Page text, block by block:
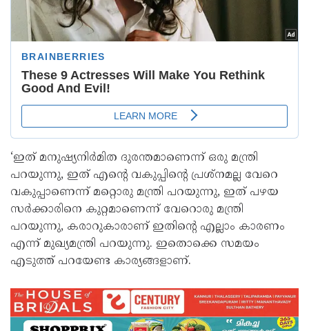
‘ഇത് മനുഷ്യനിർമിത ദുരന്തമാണെന്ന് ഒരു മന്ത്രി
പറയുന്നു, ഇത് എന്റെ വകുപ്പിന്റെ പ്രശ്നമല്ല വേറെ
വകുപ്പാണെന്ന് മറ്റൊരു മന്ത്രി പറയുന്നു, ഇത് പഴയ
സർക്കാരിനെ കുറ്റമാണെന്ന് വേറൊരു മന്ത്രി
പറയുന്നു, കരാറുകാരാണ് ഇതിന്റെ എല്ലാം കാരണം
എന്ന് മുഖ്യമന്ത്രി പറയുന്നു. ഇതൊക്കെ സമയം
എടുത്ത് പറയേണ്ട കാര്യങ്ങളാണ്.